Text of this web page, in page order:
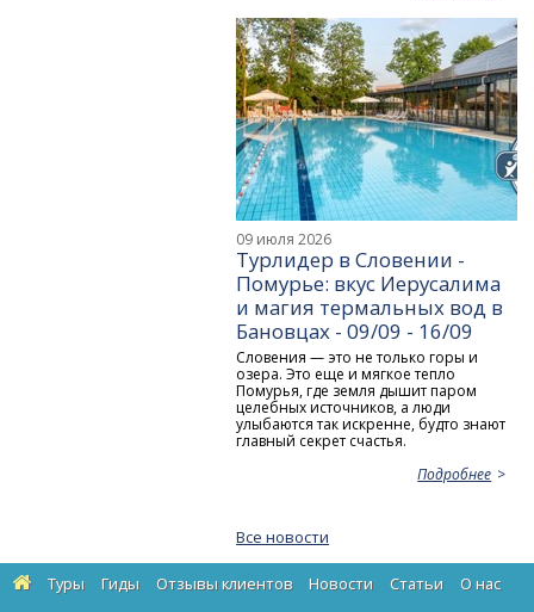
09 июля 2026
Турлидер в Словении -
Помурье: вкус Иерусалима
и магия термальных вод в
Бановцах - 09/09 - 16/09
Словения — это не только горы и
озера. Это еще и мягкое тепло
Помурья, где земля дышит паром
целебных источников, а люди
улыбаются так искренне, будто знают
главный секрет счастья.
Подробнее
Все новости
Туры Гиды Отзывы клиентов Новости Статьи
О нас